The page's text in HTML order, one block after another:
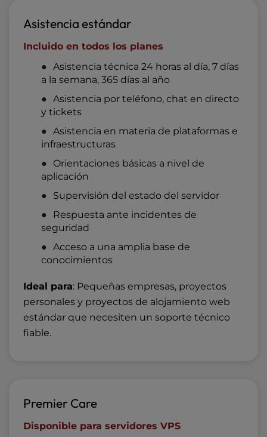
Asistencia estándar
Incluido en todos los planes
Asistencia técnica 24 horas al día, 7 días
a la semana, 365 días al año
Asistencia por teléfono, chat en directo
y tickets
Asistencia en materia de plataformas e
infraestructuras
Orientaciones básicas a nivel de
aplicación
Supervisión del estado del servidor
Respuesta ante incidentes de
seguridad
Acceso a una amplia base de
conocimientos
Ideal para: Pequeñas empresas, proyectos
personales y proyectos de alojamiento web
estándar que necesiten un soporte técnico
fiable.
Premier Care
Disponible para servidores VPS